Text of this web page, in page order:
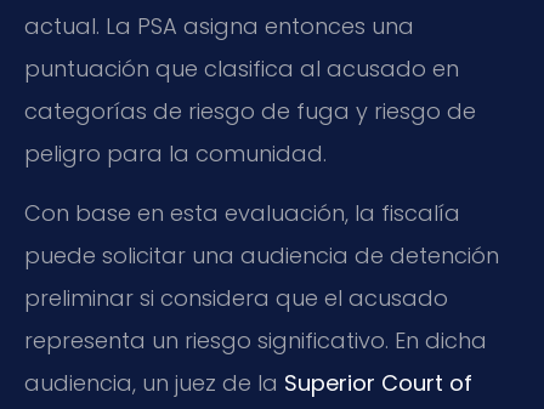
actual. La PSA asigna entonces una
puntuación que clasifica al acusado en
categorías de riesgo de fuga y riesgo de
peligro para la comunidad.
Con base en esta evaluación, la fiscalía
puede solicitar una audiencia de detención
preliminar si considera que el acusado
representa un riesgo significativo. En dicha
audiencia, un juez de la Superior Court of